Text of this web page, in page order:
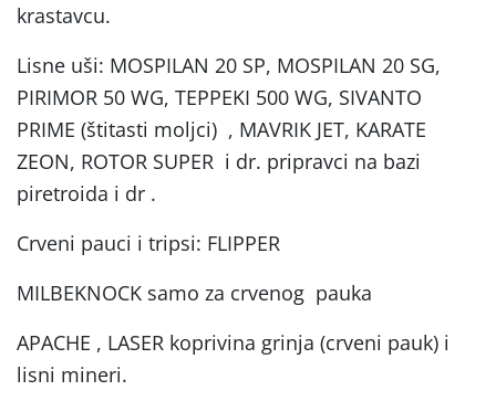
krastavcu.
Lisne uši: MOSPILAN 20 SP, MOSPILAN 20 SG,
PIRIMOR 50 WG, TEPPEKI 500 WG, SIVANTO
PRIME (štitasti moljci) , MAVRIK JET, KARATE
ZEON, ROTOR SUPER i dr. pripravci na bazi
piretroida i dr .
Crveni pauci i tripsi: FLIPPER
MILBEKNOCK samo za crvenog pauka
APACHE , LASER koprivina grinja (crveni pauk) i
lisni mineri.